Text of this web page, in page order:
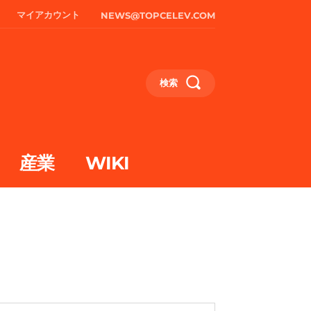
マイアカウント NEWS@TOPCELEV.COM
検索
産業 WIKI